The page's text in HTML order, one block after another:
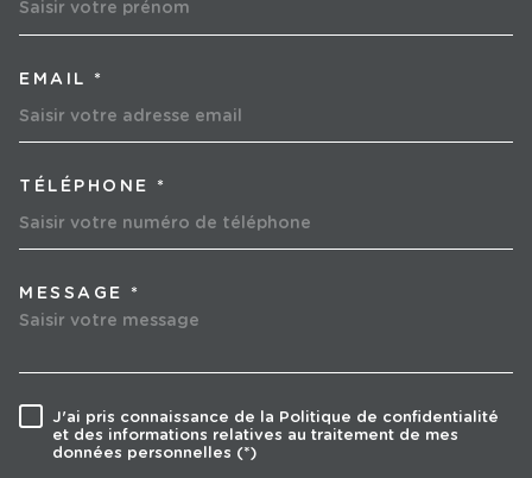
EMAIL *
TÉLÉPHONE *
MESSAGE *
RÈGLEMENTATION
J'ai pris connaissance de la Politique de confidentialité
et des informations relatives au traitement de mes
données personnelles (*)